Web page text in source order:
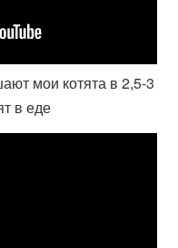
мои котята в 2,5-3
в еде